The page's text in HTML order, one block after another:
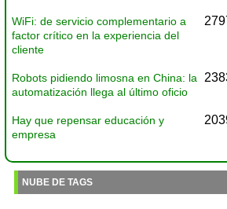
WiFi: de servicio complementario a
factor crítico en la experiencia del
cliente
Robots pidiendo limosna en China: la
automatización llega al último oficio
Hay que repensar educación y
empresa
NUBE DE TAGS